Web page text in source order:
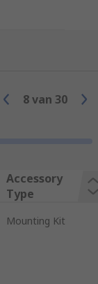
8van 30
Accessory
Type
Mounting Kit